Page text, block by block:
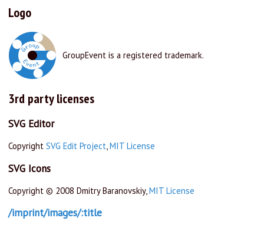
Logo
GroupEvent is a registered trademark.
3rd party licenses
SVG Editor
Copyright SVG Edit Project,MIT License
SVG Icons
Copyright © 2008 Dmitry Baranovskiy, MIT License
/imprint/images/:title